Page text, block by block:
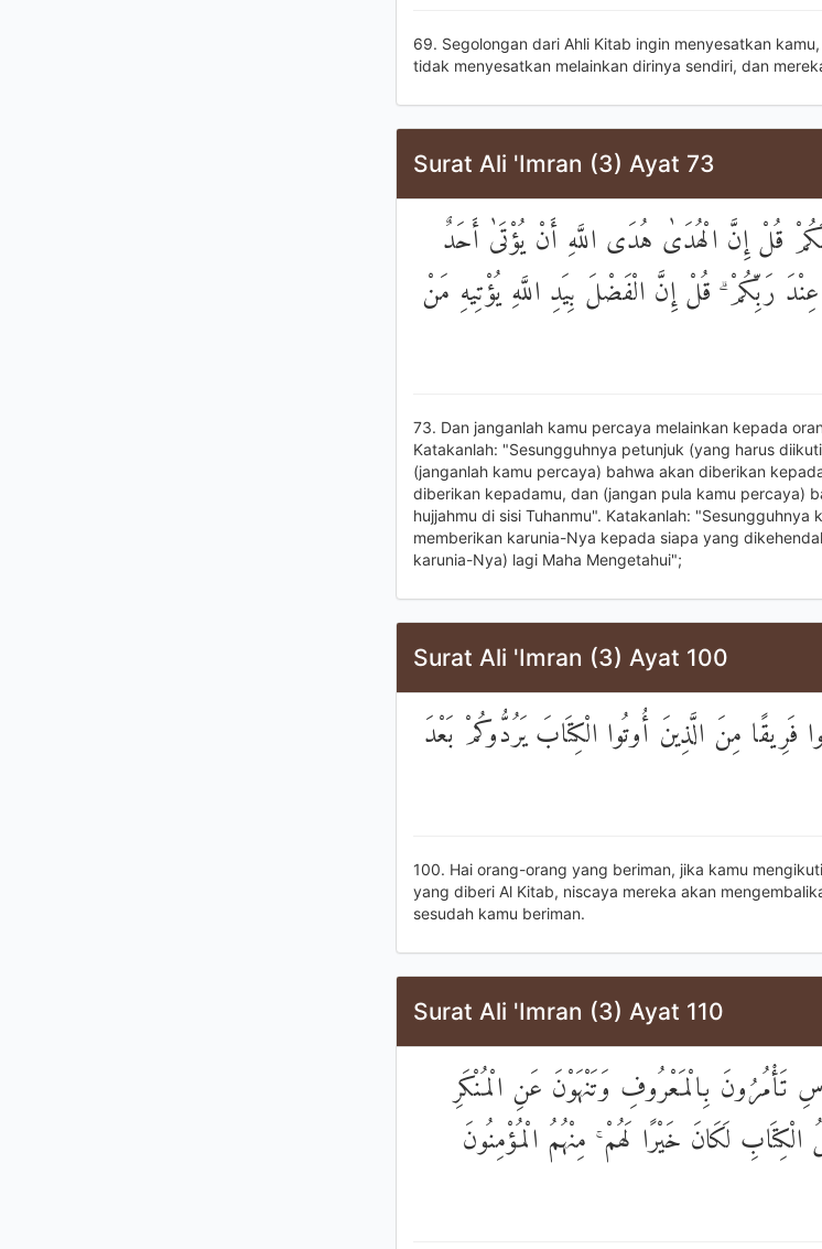
69. Segolongan dari Ahli Kitab ingin menyesatkan
tidak menyesatkan melainkan dirinya sendiri, dan
Surat Ali 'Imran (3) Ayat 73
قُلْ إِنَّ الْهُدَىٰ هُدَى اللَّهِ أَنْ يُؤْتَىٰ أَحَدٌ
رَبِّكُمْ ۗ قُلْ إِنَّ الْفَضْلَ بِيَدِ اللَّهِ يُؤْتِيهِ مَنْ
73. Dan janganlah kamu percaya melainkan kepada
Katakanlah: "Sesungguhnya petunjuk (yang harus
(janganlah kamu percaya) bahwa akan diberikan
diberikan kepadamu, dan (jangan pula kamu percaya)
hujjahmu di sisi Tuhanmu". Katakanlah: "Sesungguhnya
memberikan karunia-Nya kepada siapa yang
karunia-Nya) lagi Maha Mengetahui";
Surat Ali 'Imran (3) Ayat 100
فَرِيقًا مِنَ الَّذِينَ أُوتُوا الْكِتَابَ يَرُدُّوكُمْ بَعْدَ
100. Hai orang-orang yang beriman, jika kamu
yang diberi Al Kitab, niscaya mereka akan
sesudah kamu beriman.
Surat Ali 'Imran (3) Ayat 110
تَأْمُرُونَ بِالْمَعْرُوفِ وَتَنْهَوْنَ عَنِ الْمُنْكَرِ
لَكَانَ خَيْرًا لَهُمْ ۚ مِنْهُمُ الْمُؤْمِنُونَ